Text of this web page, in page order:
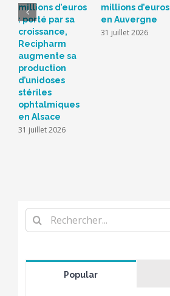
millions d’euros
: porté par sa
croissance,
Recipharm
augmente sa
production
d’unidoses
stériles
ophtalmiques
en Alsace
31 juillet 2026
millions d’euros
en Auvergne
31 juillet 2026
Rechercher
Popular